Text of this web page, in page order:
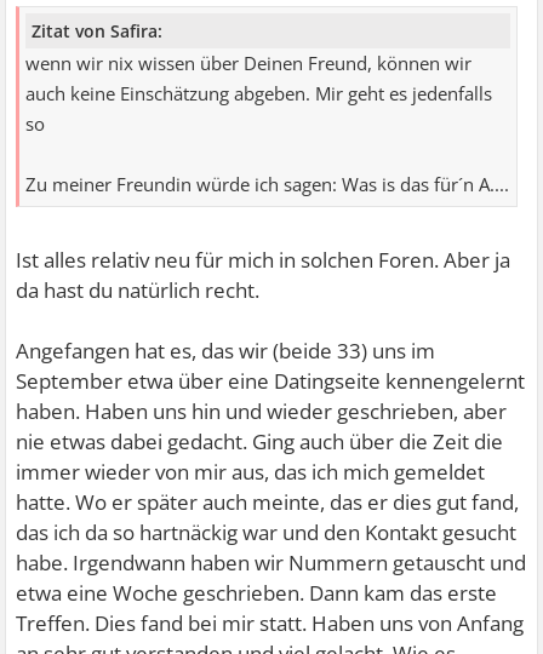
Zitat von Safira:
wenn wir nix wissen über Deinen Freund, können wir
auch keine Einschätzung abgeben. Mir geht es jedenfalls
so
Zu meiner Freundin würde ich sagen: Was is das für´n A....
Ist alles relativ neu für mich in solchen Foren. Aber ja
da hast du natürlich recht.
Angefangen hat es, das wir (beide 33) uns im
September etwa über eine Datingseite kennengelernt
haben. Haben uns hin und wieder geschrieben, aber
nie etwas dabei gedacht. Ging auch über die Zeit die
immer wieder von mir aus, das ich mich gemeldet
hatte. Wo er später auch meinte, das er dies gut fand,
das ich da so hartnäckig war und den Kontakt gesucht
habe. Irgendwann haben wir Nummern getauscht und
etwa eine Woche geschrieben. Dann kam das erste
Treffen. Dies fand bei mir statt. Haben uns von Anfang